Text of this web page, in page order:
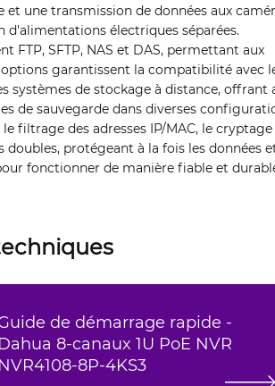
une transmission de données aux
électriques séparées.
SFTP, NAS et DAS, permettant aux
garantissent la compatibilité avec
systèmes de stockage à distance, offrant
de sauvegarde dans diverses
filtrage des adresses IP/MAC, le cryptage
protégeant à la fois les données
fonctionner de manière fiable et
de démarrage rapide -
Dahua 8-canaux 1U PoE NVR
NVR4108-8P-4KS3